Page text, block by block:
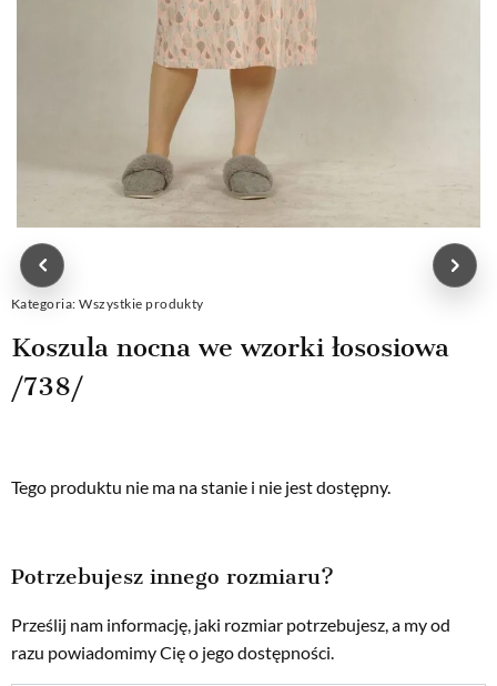
Kategoria: Wszystkie produkty
Koszula nocna we wzorki łososiowa
/738/
Tego produktu nie ma na stanie i nie jest dostępny.
Potrzebujesz innego rozmiaru?
Prześlij nam informację, jaki rozmiar potrzebujesz, a my od
razu powiadomimy Cię o jego dostępności.